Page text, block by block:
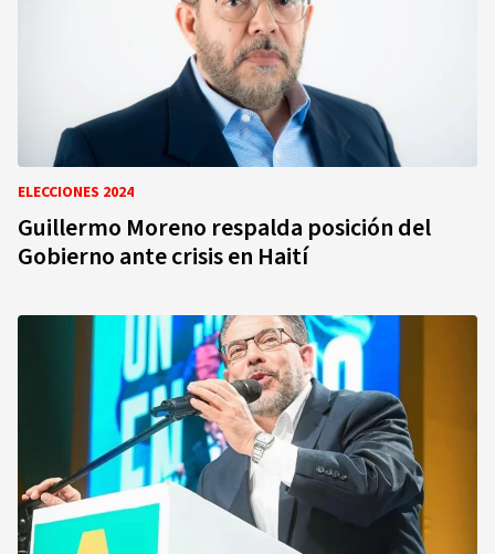
ELECCIONES 2024
Guillermo Moreno respalda posición del
Gobierno ante crisis en Haití